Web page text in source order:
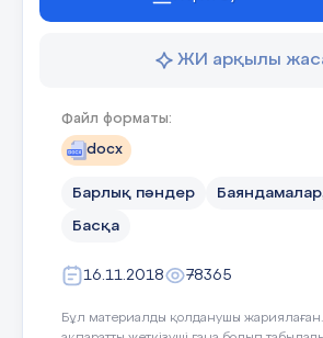
ЖИ арқылы
Файл форматы:
docx
Барлық пәндер
Басқа
16.11.2018 78365
Бұл материалды қолданушы